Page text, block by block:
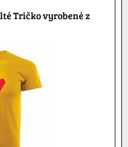
Tričko vyrobené z